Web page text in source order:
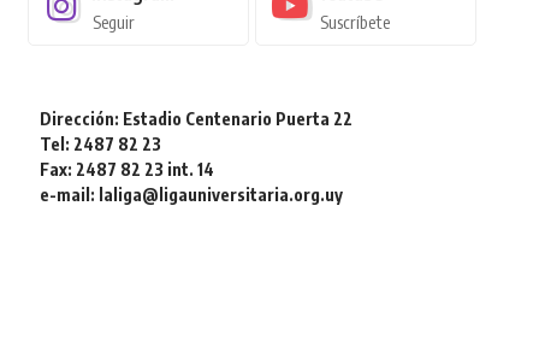
Seguir Suscríbete
Dirección: Estadio Centenario Puerta 22
Tel: 2487 82 23
Fax: 2487 82 23 int. 14
e-mail: laliga@ligauniversitaria.org.uy